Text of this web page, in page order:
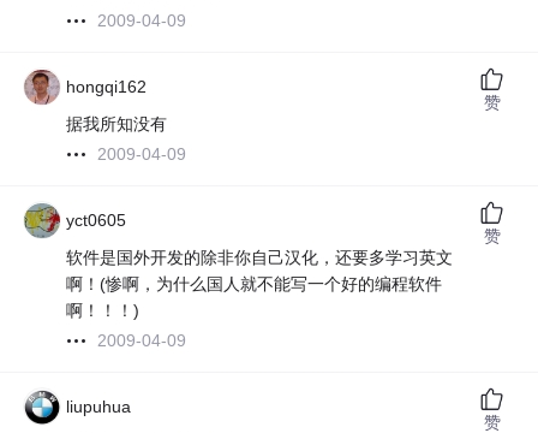
2009-04-09
hongqi162
据我所知没有
2009-04-09
赞
yct0605
软件是国外开发的除非你自己汉化，还要多学习英文
啊！(惨啊，为什么国人就不能写一个好的编程软件
啊！！！)
2009-04-09
赞
liupuhua
赞